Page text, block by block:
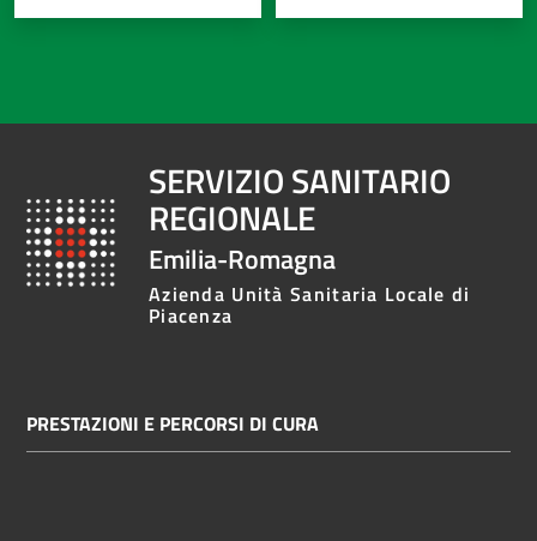
Seguici
SERVIZIO SANITARIO
REGIONALE
Emilia-Romagna
Azienda Unità Sanitaria Locale di
Piacenza
PRESTAZIONI E PERCORSI DI CURA